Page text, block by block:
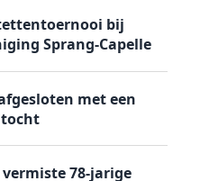
bij
Sprang-Capelle
met een
78-jarige